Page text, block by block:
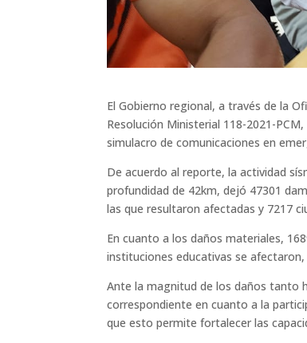
El Gobierno regional, a través de la
Resolución Ministerial 118-2021-
simulacro de comunicaciones en
De acuerdo al reporte, la actividad
profundidad de 42km, dejó 47301
las que resultaron afectadas y 7217
En cuanto a los daños materiales,
instituciones educativas se
Ante la magnitud de los daños tanto
correspondiente en cuanto a la
que esto permite fortalecer las